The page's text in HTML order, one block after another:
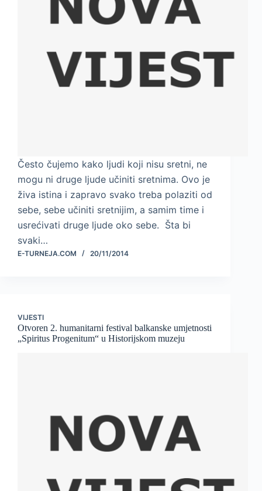
Često čujemo kako ljudi koji nisu sretni, ne
mogu ni druge ljude učiniti sretnima. Ovo je
živa istina i zapravo svako treba polaziti od
sebe, sebe učiniti sretnijim, a samim time i
usrećivati druge ljude oko sebe. Šta bi
svaki…
E-TURNEJA.COM 20/11/2014
VIJESTI
Otvoren 2. humanitarni festival balkanske umjetnosti
„Spiritus Progenitum“ u Historijskom muzeju